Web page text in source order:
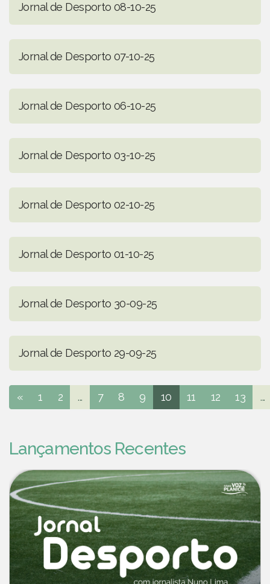
Jornal de Desporto 08-10-25
Jornal de Desporto 07-10-25
Jornal de Desporto 06-10-25
Jornal de Desporto 03-10-25
Jornal de Desporto 02-10-25
Jornal de Desporto 01-10-25
Jornal de Desporto 30-09-25
Jornal de Desporto 29-09-25
« 1 2 ... 7 8 9 10 11 12 13 ...
Lançamentos Recentes